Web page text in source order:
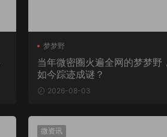
梦梦野
当年微密圈火遍全网的梦梦野
如今踪迹成谜？
2026-08-03
微资讯